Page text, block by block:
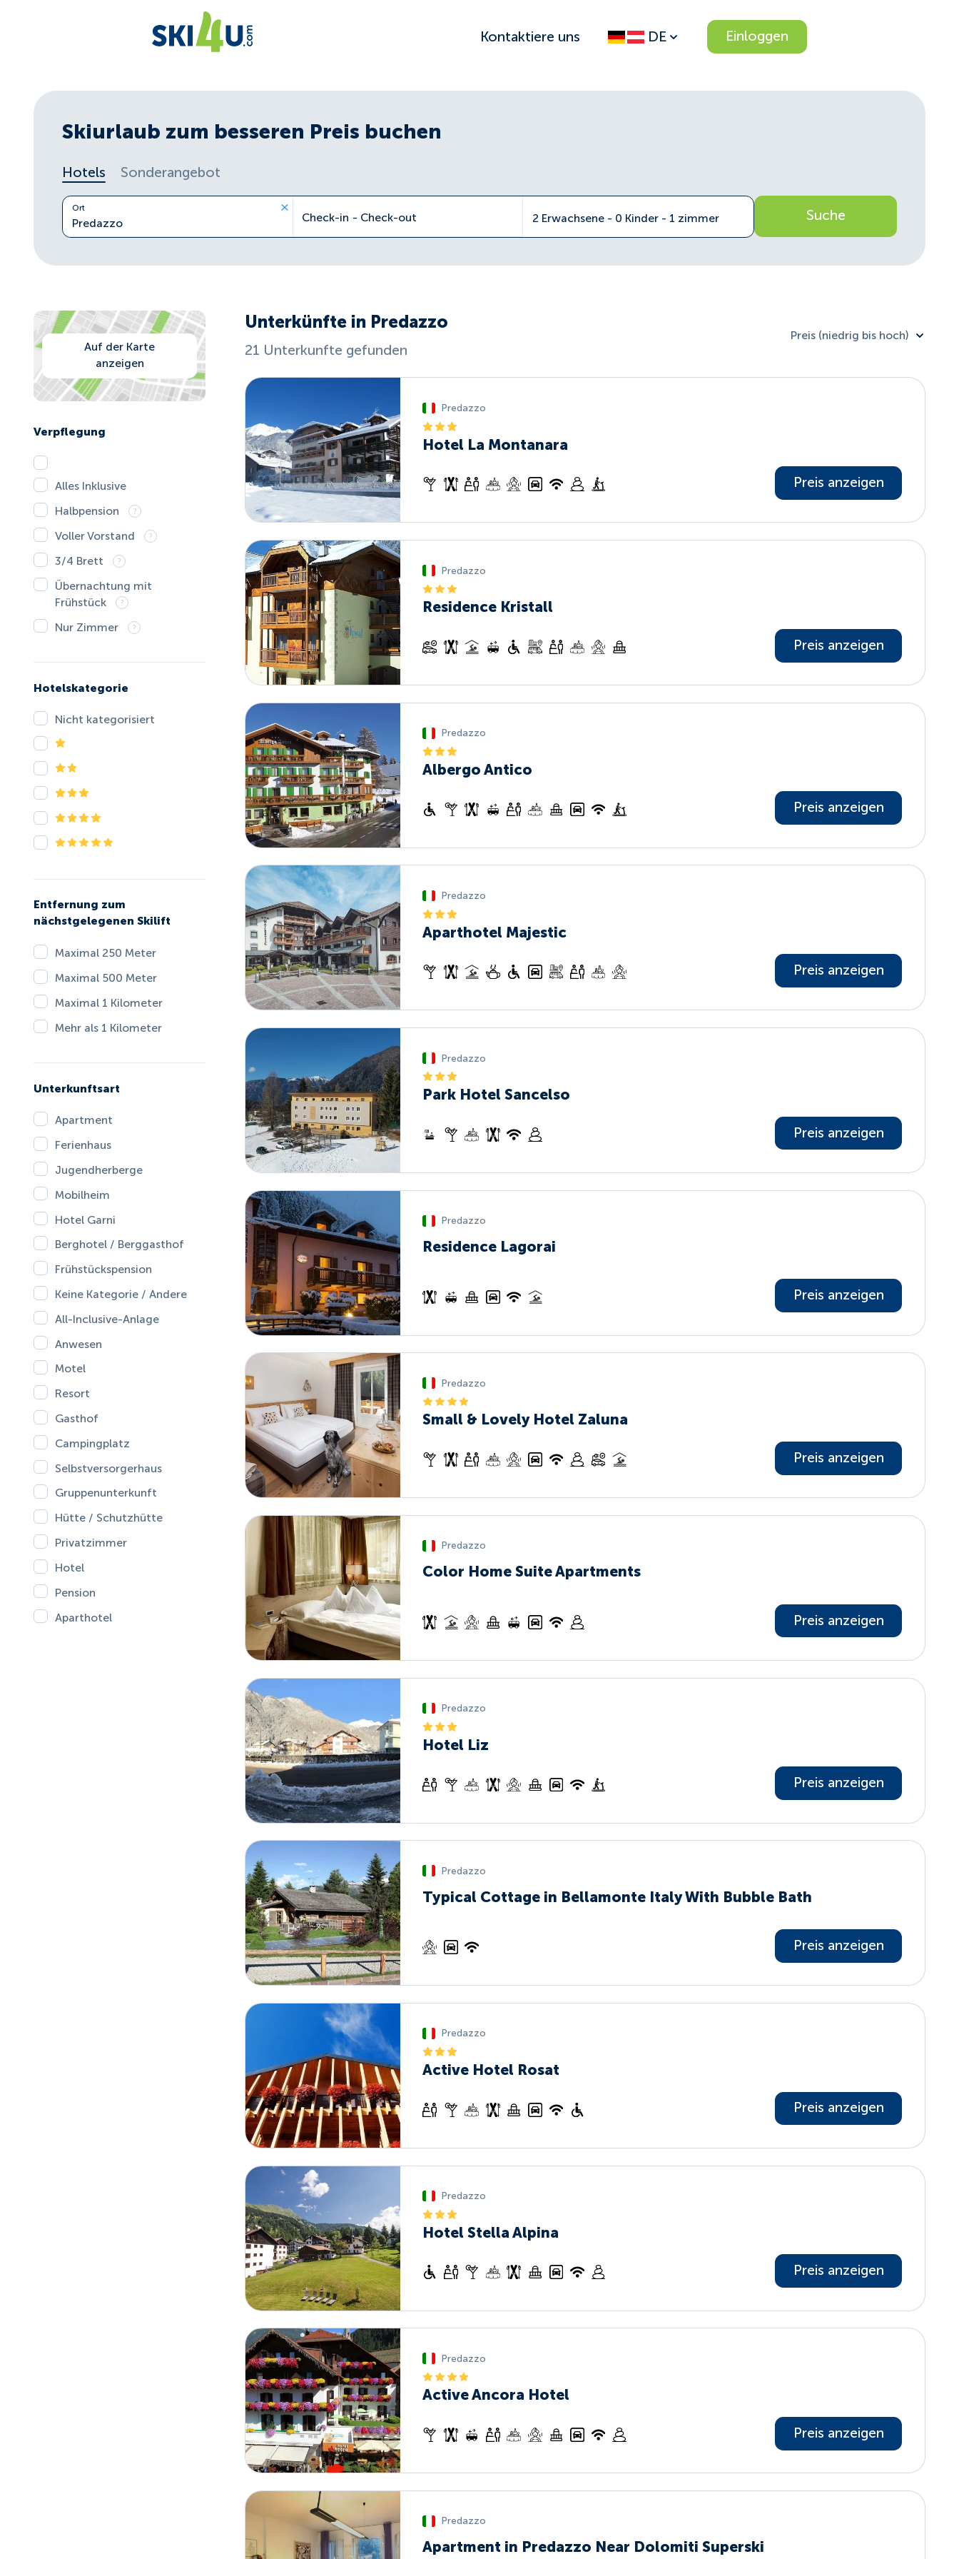
Kontaktiere uns DE Einloggen
Skiurlaub zum besseren Preis buchen
Hotels Sonderangebot
Ort
Check-in - Check-out 2 Erwachsene - 0 Kinder - 1 zimmer Suche
Auf der Karte
anzeigen
Verpflegung
Alles Inklusive
Halbpension
Voller Vorstand
3/4 Brett
Übernachtung mit
Frühstück
Nur Zimmer
Hotelskategorie
Nicht kategorisiert
Entfernung zum
nächstgelegenen Skilift
Maximal 250 Meter
Maximal 500 Meter
Maximal 1 Kilometer
Mehr als 1 Kilometer
Unterkunftsart
Apartment
Ferienhaus
Jugendherberge
Mobilheim
Hotel Garni
Berghotel / Berggasthof
Frühstückspension
Keine Kategorie / Andere
All-Inclusive-Anlage
Anwesen
Motel
Resort
Gasthof
Campingplatz
Selbstversorgerhaus
Gruppenunterkunft
Hütte / Schutzhütte
Privatzimmer
Hotel
Pension
Aparthotel
Unterkünfte in Predazzo
21 Unterkunfte gefunden
Preis (niedrig bis hoch)
Predazzo
Hotel La Montanara
Preis anzeigen
Predazzo
Residence Kristall
Preis anzeigen
Predazzo
Albergo Antico
Preis anzeigen
Predazzo
Aparthotel Majestic
Preis anzeigen
Predazzo
Park Hotel Sancelso
Preis anzeigen
Predazzo
Residence Lagorai
Preis anzeigen
Predazzo
Small & Lovely Hotel Zaluna
Preis anzeigen
Predazzo
Color Home Suite Apartments
Preis anzeigen
Predazzo
Hotel Liz
Preis anzeigen
Predazzo
Typical Cottage in Bellamonte Italy With Bubble Bath
Preis anzeigen
Predazzo
Active Hotel Rosat
Preis anzeigen
Predazzo
Hotel Stella Alpina
Preis anzeigen
Predazzo
Active Ancora Hotel
Preis anzeigen
Predazzo
Apartment in Predazzo Near Dolomiti Superski